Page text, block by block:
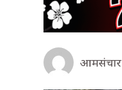
आमसंचार